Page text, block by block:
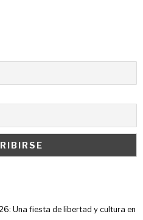
Una fiesta de libertad y cultura en